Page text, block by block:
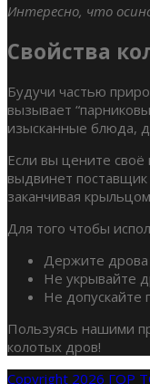
Интересно, что
Свойства
Будучи частью
вызывает
изысканные блюда,
Если вы цените
выдвинет поставщик
заканчивая
Для того чтобы
Держите дрова
Не укрывайте
Не допускайте
Пользуясь нашими
колотых дров!
Copyright 2026 ГОР